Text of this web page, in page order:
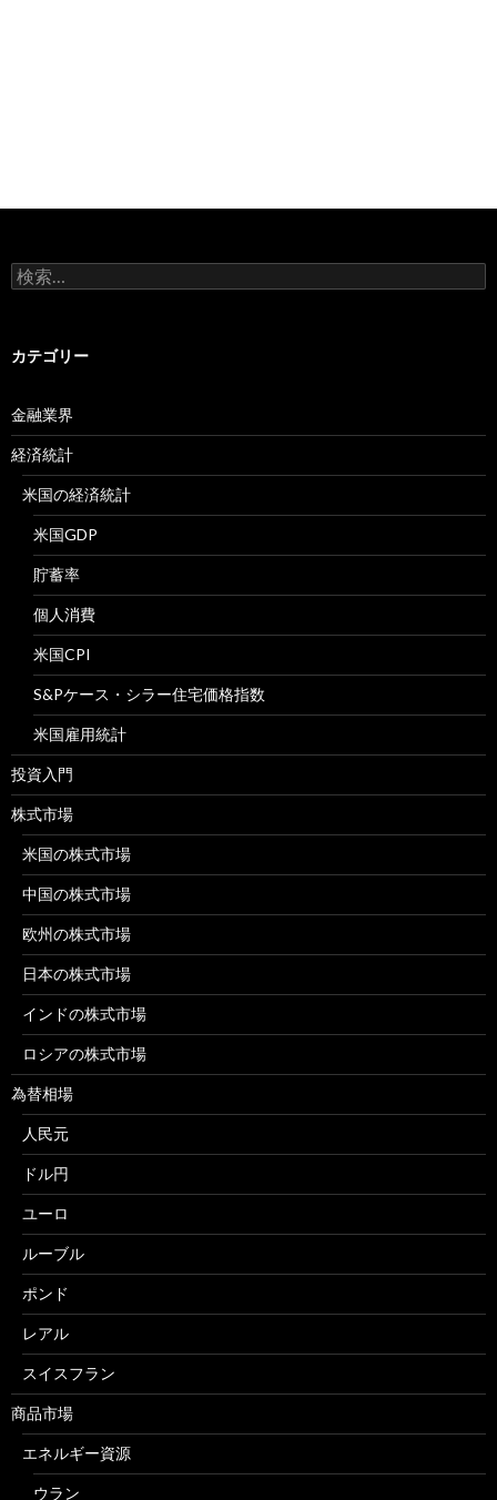
検
索:
カテゴリー
金融業界
経済統計
米国の経済統計
米国GDP
貯蓄率
個人消費
米国CPI
S&Pケース・シラー住宅価格指数
米国雇用統計
投資入門
株式市場
米国の株式市場
中国の株式市場
欧州の株式市場
日本の株式市場
インドの株式市場
ロシアの株式市場
為替相場
人民元
ドル円
ユーロ
ルーブル
ポンド
レアル
スイスフラン
商品市場
エネルギー資源
ウラン